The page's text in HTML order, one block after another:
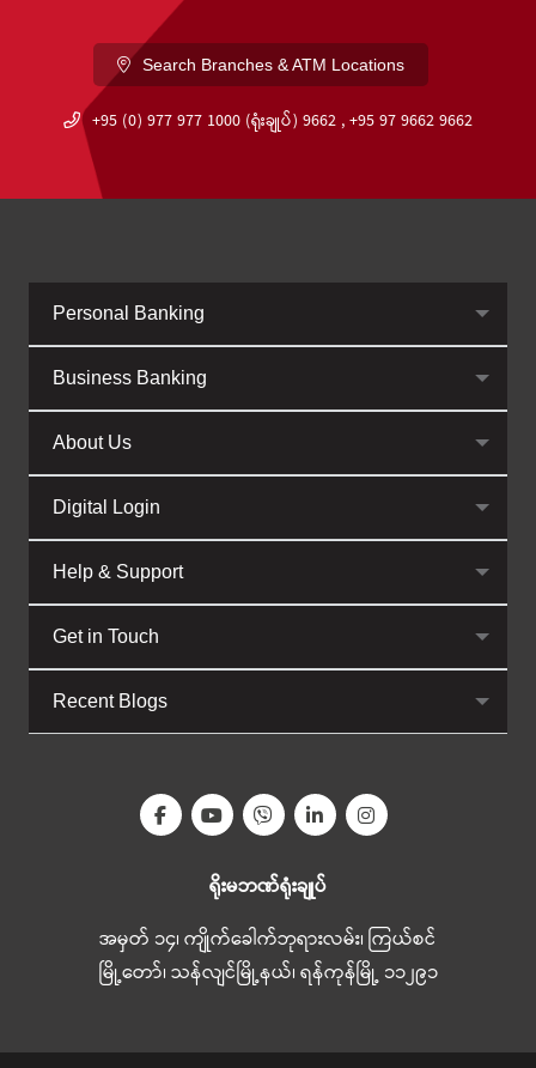
Search Branches & ATM Locations
+95 (0) 977 977 1000 (ရုံးချုပ်) 9662 , +95 97 9662 9662
Personal Banking
Business Banking
About Us
Digital Login
Help & Support
Get in Touch
Recent Blogs
ရိုးမဘဏ်ရုံးချုပ်
အမှတ် ၁၄၊ ကျိုက်ခေါက်ဘုရားလမ်း၊ ကြယ်စင်
မြို့တော်၊ သန်လျင်မြို့နယ်၊ ရန်ကုန်မြို့ ၁၁၂၉၁